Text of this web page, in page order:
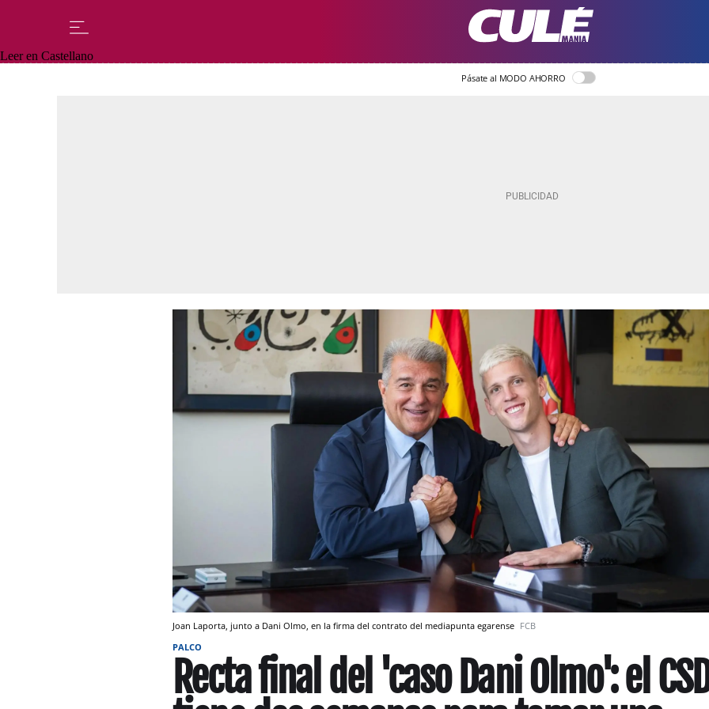
Leer en Castellano
Pásate al MODO AHORRO
Joan Laporta, junto a Dani Olmo, en la firma del contrato del mediapunta egarense FCB
PALCO
Recta final del 'caso Dani Olmo': el